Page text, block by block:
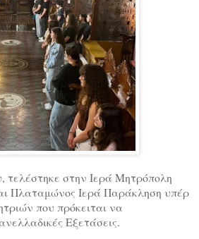
στην Ιερά Μητρόπολη
Πλαταμώνος Ιερά Παράκληση υπέρ
που πρόκειται να
Εξετάσεις.